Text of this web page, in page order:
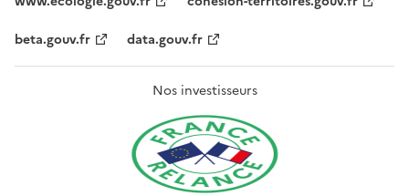
beta.gouv.fr
data.gouv.fr
Nos investisseurs